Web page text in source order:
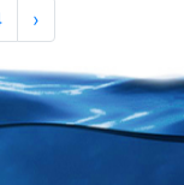
место в
духовной
День
›